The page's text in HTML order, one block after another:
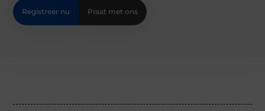
Registreer nu Praat met ons